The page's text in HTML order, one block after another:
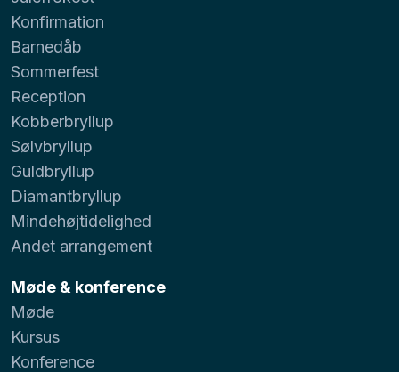
Konfirmation
Barnedåb
Sommerfest
Reception
Kobberbryllup
Sølvbryllup
Guldbryllup
Diamantbryllup
Mindehøjtidelighed
Andet arrangement
Møde & konference
Møde
Kursus
Konference